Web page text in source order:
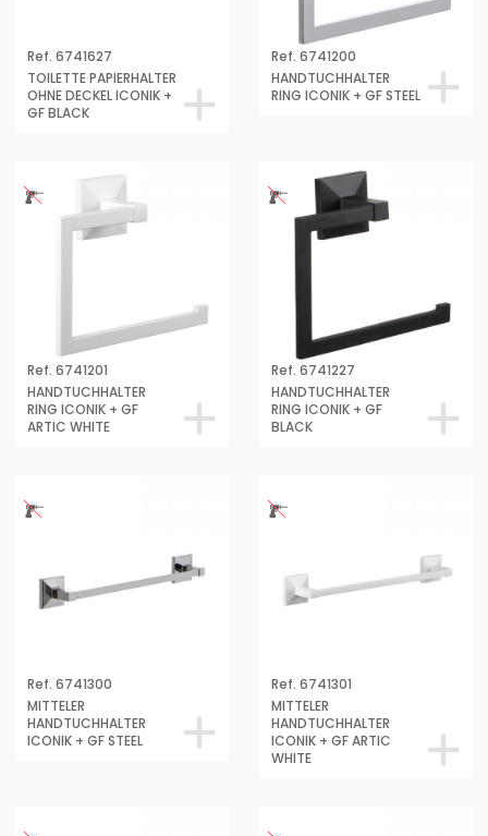
Ref. 6741627
TOILETTE PAPIERHALTER
OHNE DECKEL ICONIK +
GF BLACK
Ref. 6741200
HANDTUCHHALTER
RING ICONIK + GF STEEL
Ref. 6741201
HANDTUCHHALTER
RING ICONIK + GF
ARTIC WHITE
Ref. 6741227
HANDTUCHHALTER
RING ICONIK + GF
BLACK
Ref. 6741300
MITTELER
HANDTUCHHALTER
ICONIK + GF STEEL
Ref. 6741301
MITTELER
HANDTUCHHALTER
ICONIK + GF ARTIC
WHITE